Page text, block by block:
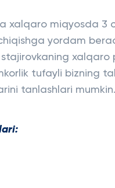
xalqaro miqyosda 3
yordam
xalqaro
tufayli bizning
tanlashlari mumkin.